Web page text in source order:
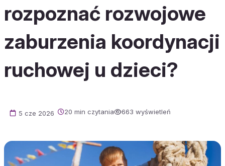
rozpoznać rozwojowe
zaburzenia koordynacji
ruchowej u dzieci?
5 cze 2026 20 min czytania 663 wyświetleń